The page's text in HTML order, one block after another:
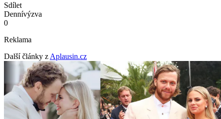
Sdílet
Dennívýzva
0
Reklama
Další články z Aplausin.cz